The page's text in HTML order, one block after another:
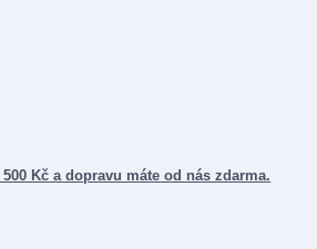
Kč a dopravu máte od nás zdarma.